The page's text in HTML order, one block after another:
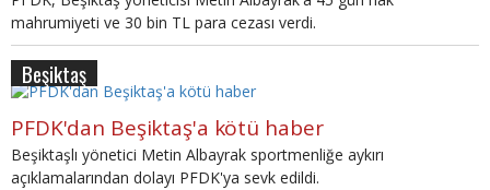
mahrumiyeti ve 30 bin TL para cezası verdi.
Beşiktaş
PFDK'dan Beşiktaş'a kötü haber
Beşiktaşlı yönetici Metin Albayrak sportmenliğe aykırı
açıklamalarından dolayı PFDK'ya sevk edildi.